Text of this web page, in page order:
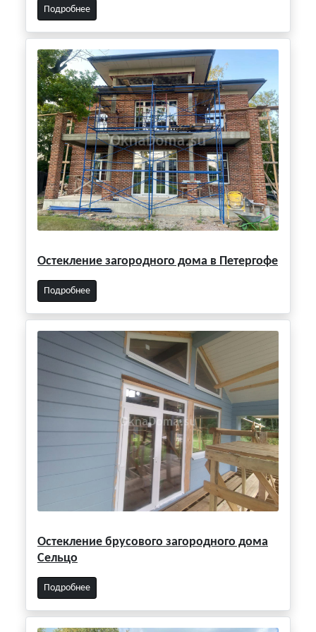
Подробнее
Остекление загородного дома в Петергофе
Подробнее
Остекление брусового загородного дома
Сельцо
Подробнее